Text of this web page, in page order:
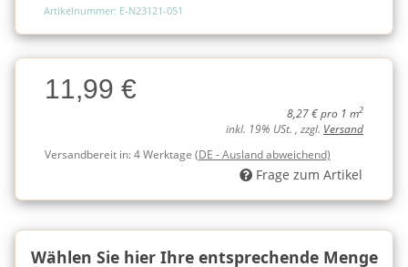
Artikelnummer: E-N23121-051
Charge
Charge11,99 €
8,27 € pro 1 m2
inkl. 19% USt. , zzgl. Versand
Versandbereit in:4 Werktage (DE - Ausland abweichend)
Frage zum Artikel
Wählen Sie hier Ihre entsprechende Menge